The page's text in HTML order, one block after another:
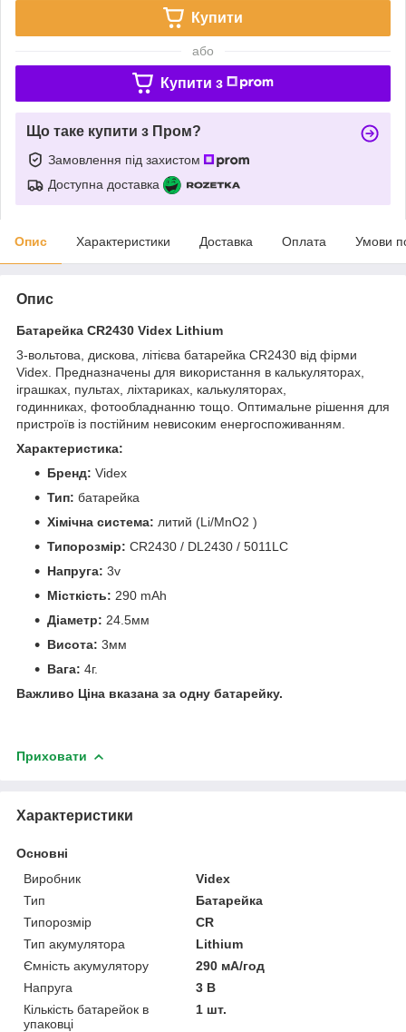
Купити
або
Купити з
Що таке купити з Пром?
Замовлення під захистом
Доступна доставка
Опис Характеристики Доставка Оплата Умови
Опис
Батарейка CR2430 Videx Lithium
3-вольтова, дискова, літієва батарейка CR2430 від фірми
Videx. Предназначены для використання в калькуляторах,
іграшках, пультах, ліхтариках, калькуляторах,
годинниках, фотообладнанню тощо. Оптимальне рішення для
пристроїв із постійним невисоким енергоспоживанням.
Характеристика:
Бренд: Videx
Тип: батарейка
Хімічна система: литий (Li/MnO2 )
Типорозмір: CR2430 / DL2430 / 5011LC
Напруга: 3v
Місткість: 290 mAh
Діаметр: 24.5мм
Висота: 3мм
Вага: 4г.
Важливо Ціна вказана за одну батарейку.
Приховати
Характеристики
Основні
Виробник
Videx
Тип
Батарейка
Типорозмір
CR
Тип акумулятора
Lithium
Ємність акумулятору
290 мА/год
Напруга
3 В
Кількість батарейок в
упаковці
1 шт.